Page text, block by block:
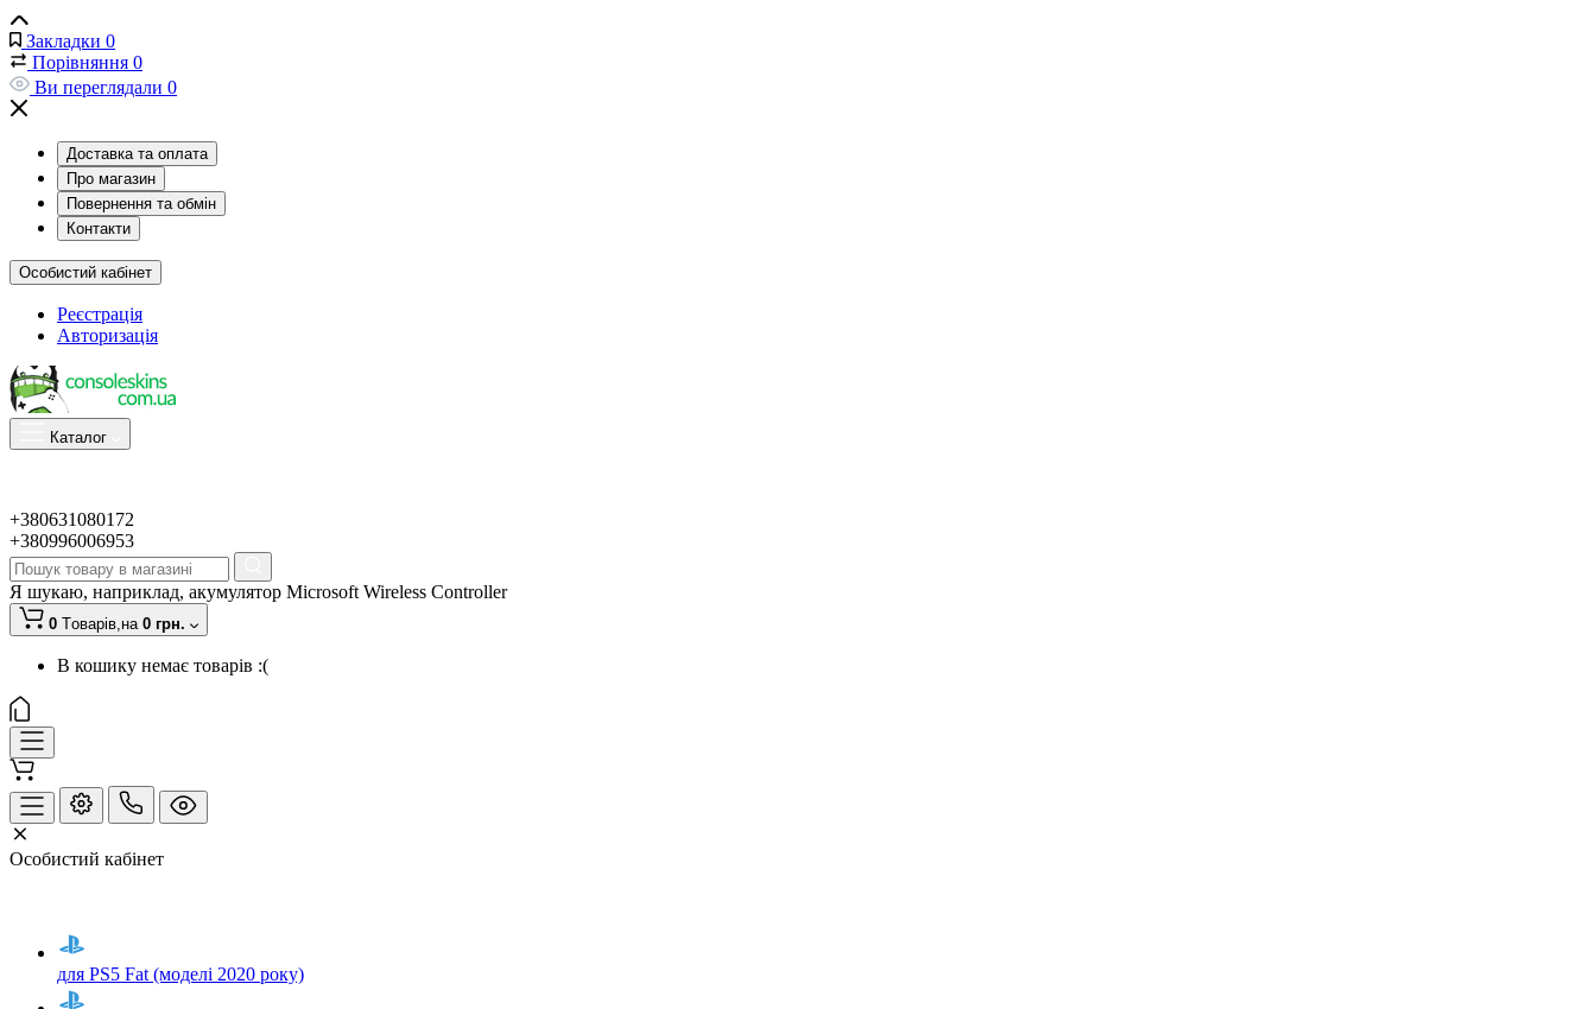
Закладки 0
Порівняння 0
Ви переглядали 0
Доставка та оплата
Про магазин
Повернення та обмін
Контакти
Особистий кабінет
Реєстрація
Авторизація
Каталог
+380631080172
+380996006953
Я шукаю, наприклад, акумулятор Microsoft Wireless Controller
0 Tоварів,на 0 грн.
В кошику немає товарів :(
Особистий кабінет
для PS5 Fat (моделі 2020 року)